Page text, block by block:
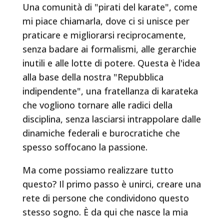
Una comunità di "pirati del karate", come
mi piace chiamarla, dove ci si unisce per
praticare e migliorarsi reciprocamente,
senza badare ai formalismi, alle gerarchie
inutili e alle lotte di potere. Questa è l'idea
alla base della nostra "Repubblica
indipendente", una fratellanza di karateka
che vogliono tornare alle radici della
disciplina, senza lasciarsi intrappolare dalle
dinamiche federali e burocratiche che
spesso soffocano la passione.
Ma come possiamo realizzare tutto
questo? Il primo passo è unirci, creare una
rete di persone che condividono questo
stesso sogno. È da qui che nasce la mia